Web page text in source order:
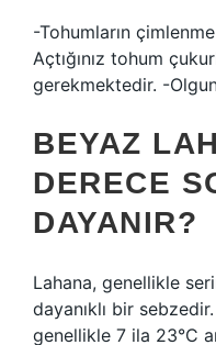
-Tohumların
Açtığınız tohum
gerekmektedir. -
BEYAZ
DERECE
DAYANIR?
Lahana, genellikle
dayanıklı bir sebzedir.
genellikle 7 ila 23°C